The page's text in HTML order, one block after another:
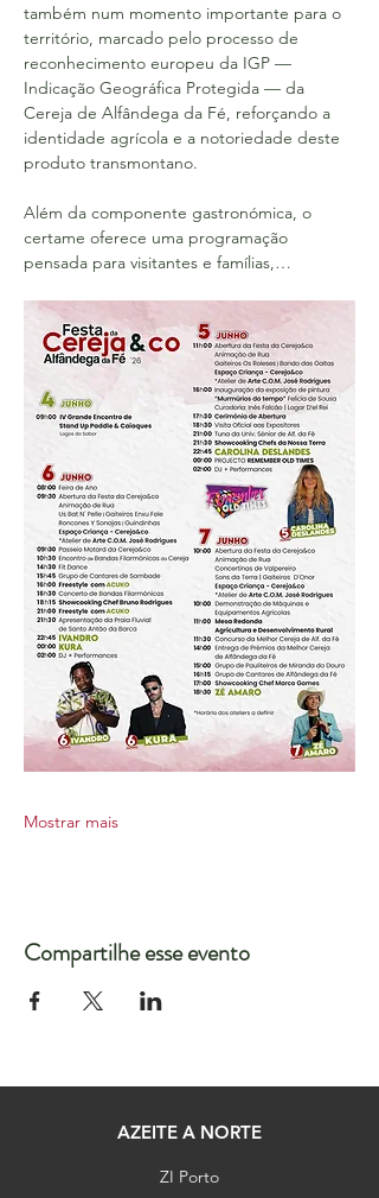
também num momento importante para o
território, marcado pelo processo de
reconhecimento europeu da IGP —
Indicação Geográfica Protegida — da
Cereja de Alfândega da Fé, reforçando a
identidade agrícola e a notoriedade deste
produto transmontano.
Além da componente gastronómica, o
certame oferece uma programação
pensada para visitantes e famílias,…
Mostrar mais
Compartilhe esse evento
AZEITE A NORTE
ZI Porto